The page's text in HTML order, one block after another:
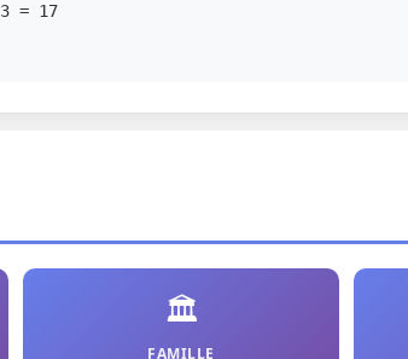
= 17
🏛️
FAMILLE